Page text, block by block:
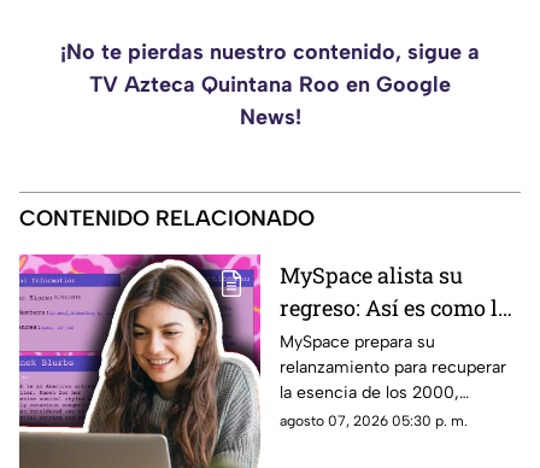
¡No te pierdas nuestro contenido, sigue a
TV Azteca Quintana Roo en Google
News!
CONTENIDO RELACIONADO
MySpace alista su
regreso: Así es como la
icónica red social
busca volver y revivir
la esencia de los años
2000
MySpace prepara su
relanzamiento para recuperar
la esencia de los 2000,
conectando a músicos y
agosto 07, 2026 05:30 p. m.